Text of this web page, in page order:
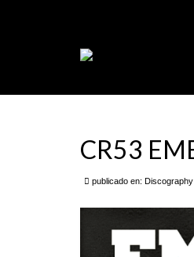
CR53
publicado en: Discography